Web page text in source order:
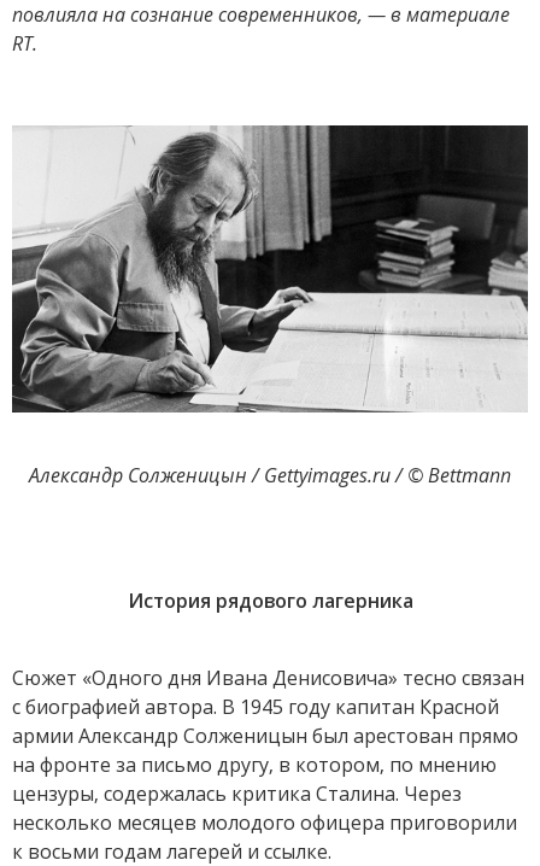
повлияла на сознание современников, — в материале
RT.
Александр Солженицын / Gettyimages.ru / © Bettmann
История рядового лагерника
Сюжет «Одного дня Ивана Денисовича» тесно связан
с биографией автора. В 1945 году капитан Красной
армии Александр Солженицын был арестован прямо
на фронте за письмо другу, в котором, по мнению
цензуры, содержалась критика Сталина. Через
несколько месяцев молодого офицера приговорили
к восьми годам лагерей и ссылке.